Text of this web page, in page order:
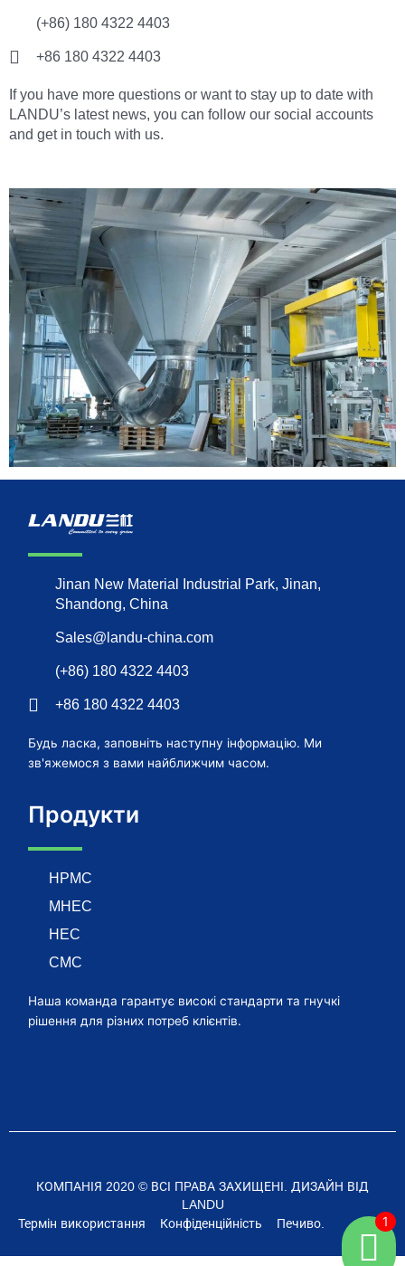
(+86) 180 4322 4403
+86 180 4322 4403
If you have more questions or want to stay up to date with
LANDU’s latest news, you can follow our social accounts
and get in touch with us.
Jinan New Material Industrial Park, Jinan,
Shandong, China
Sales@landu-china.com
(+86) 180 4322 4403
+86 180 4322 4403
Будь ласка, заповніть наступну інформацію. Ми
зв'яжемося з вами найближчим часом.
Продукти
HPMC
MHEC
HEC
CMC
Наша команда гарантує високі стандарти та гнучкі
рішення для різних потреб клієнтів.
КОМПАНІЯ 2020 © ВСІ ПРАВА ЗАХИЩЕНІ. ДИЗАЙН ВІД
LANDU
Термін використання
Конфіденційність Печиво.